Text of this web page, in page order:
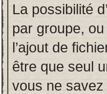
La possibilité
par groupe,
l’ajout de
être que seul
vous ne